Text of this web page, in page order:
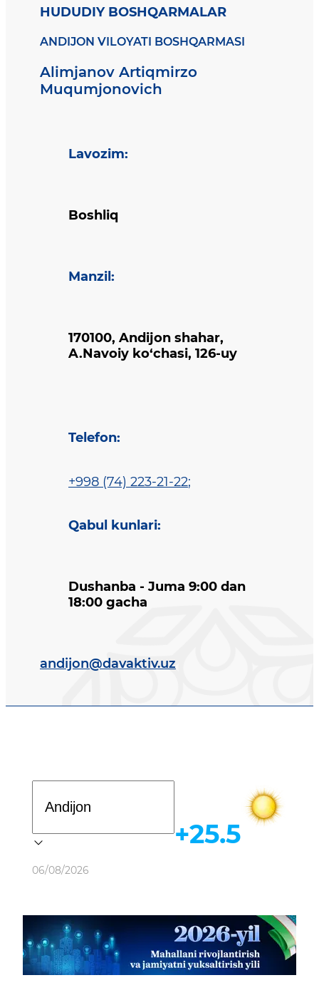
HUDUDIY BOSHQARMALAR
ANDIJON VILOYATI BOSHQARMASI
Alimjanov Artiqmirzo
Muqumjonovich
Lavozim:
Boshliq
Manzil :
170100, Andijon shahar,
A.Navoiy ko‘chasi, 126-uy
Telefon:
+998 (74) 223-21-22;
Qabul kunlari:
Dushanba - Juma 9:00 dan
18:00 gacha
andijon@davaktiv.uz
Ob-havo
06/08/2026
+25.5